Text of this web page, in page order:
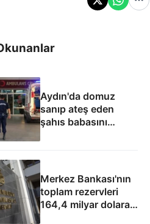
Aydın'da domuz
sanıp ateş eden
şahıs babasını
Merkez Bankası'nın
toplam rezervleri
164,4 milyar dolara
yükseldi